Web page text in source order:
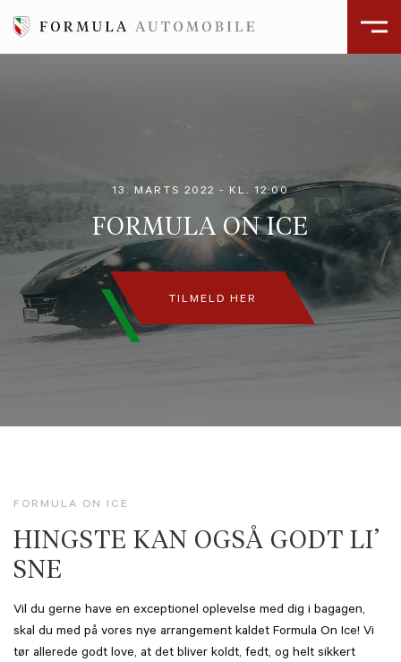
13. MARTS 2022 - KL. 12:00
FORMULA ON ICE
TILMELD HER
FORMULA ON ICE
HINGSTE KAN OGSÅ GODT LI’
SNE
Vil du gerne have en exceptionel oplevelse med dig i bagagen,
skal du med på vores nye arrangement kaldet Formula On Ice! Vi
tør allerede godt love, at det bliver koldt, fedt, og helt sikkert